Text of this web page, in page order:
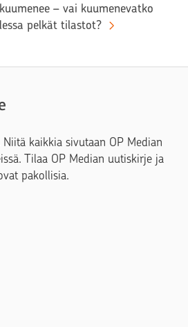
– vai kuumenevatko
pelkät tilastot?
kaikkia sivutaan OP Median
Tilaa OP Median uutiskirje ja
pakollisia.